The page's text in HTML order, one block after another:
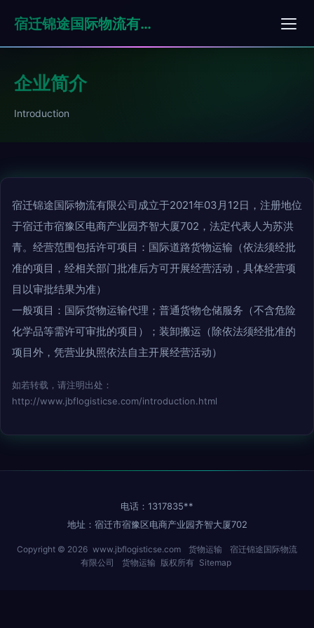
宿迁锦途国际物流有限公司
企业简介
Introduction
宿迁锦途国际物流有限公司成立于2021年03月12日，注册地位
于宿迁市宿豫区电商产业园齐智大厦702，法定代表人为苏洪
青。经营范围包括许可项目：国际道路货物运输（依法须经批
准的项目，经相关部门批准后方可开展经营活动，具体经营项
目以审批结果为准）
一般项目：国际货物运输代理；普通货物仓储服务（不含危险
化学品等需许可审批的项目）；装卸搬运（除依法须经批准的
项目外，凭营业执照依法自主开展经营活动）
如若转载，请注明出处：
http://www.jbflogisticse.com/introduction.html
电话：1317835**
地址：宿迁市宿豫区电商产业园齐智大厦702
Copyright © 2026 www.jbflogisticse.com 货物运输
宿迁锦途国际物流
有限公司
货物运输 版权所有 Sitemap